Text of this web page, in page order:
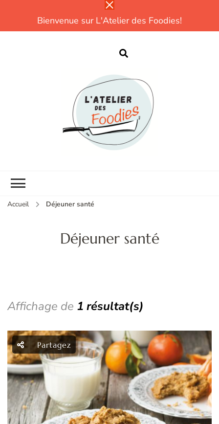
Bienvenue sur L'Atelier des Foodies!
Accueil
Déjeuner santé
Déjeuner santé
Affichage de 1 résultat(s)
Partagez